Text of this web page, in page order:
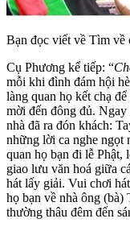
Bạn đọc viết về Tìm về
Cụ Phương kể tiếp: “
mỗi khi đình đám hội
làng quan họ kết chạ
mời đến đông đủ.
nhà đã ra đón khách:
những lời ca nghe ngọt
quan họ bạn đi lễ Phật,
giao lưu văn hoá giữa
hát lấy giải. Vui chơi
họ bạn về nhà ông (bà)
thường thâu đêm đến